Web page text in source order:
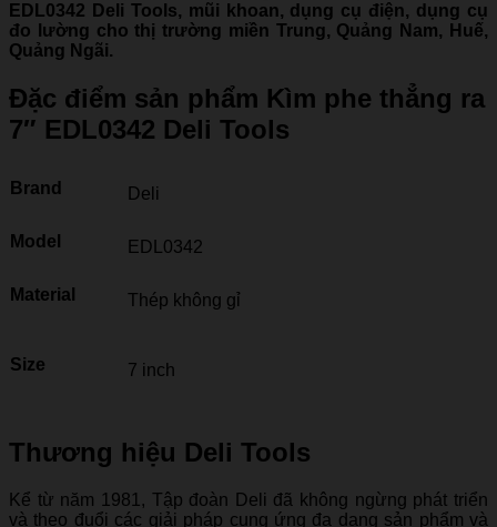
EDL0342 Deli Tools, mũi khoan, dụng cụ điện, dụng cụ
đo lường cho thị trường miền Trung, Quảng Nam, Huế,
Quảng Ngãi.
Đặc điểm sản phẩm Kìm phe thẳng ra
7″ EDL0342 Deli Tools
Brand Deli
Model EDL0342
Material Thép không gỉ
Size 7 inch
Thương hiệu Deli Tools
Kể từ năm 1981, Tập đoàn Deli đã không ngừng phát triển
và theo đuổi các giải pháp cung ứng đa dạng sản phẩm và